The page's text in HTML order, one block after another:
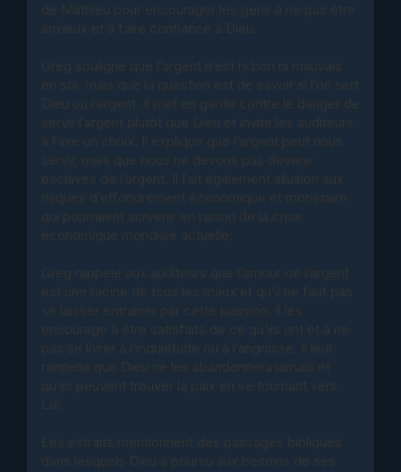
de Mathieu pour encourager les gens à ne pas être
anxieux et à faire confiance à Dieu.
Greg souligne que l’argent n’est ni bon ni mauvais
en soi, mais que la question est de savoir si l’on sert
Dieu ou l’argent. Il met en garde contre le danger de
servir l’argent plutôt que Dieu et invite les auditeurs
à faire un choix. Il explique que l’argent peut nous
servir, mais que nous ne devons pas devenir
esclaves de l’argent. Il fait également allusion aux
risques d’effondrement économique et monétaire
qui pourraient survenir en raison de la crise
économique mondiale actuelle.
Greg rappele aux auditeurs que l’amour de l’argent
est une racine de tous les maux et qu’il ne faut pas
se laisser entraîner par cette passion. Il les
encourage à être satisfaits de ce qu’ils ont et à ne
pas se livrer à l’inquiétude ou à l’angoisse. Il leur
rappelle que Dieu ne les abandonnera jamais et
qu’ils peuvent trouver la paix en se tournant vers
Lui.
Les extraits mentionnent des passages bibliques
dans lesquels Dieu a pourvu aux besoins de ses